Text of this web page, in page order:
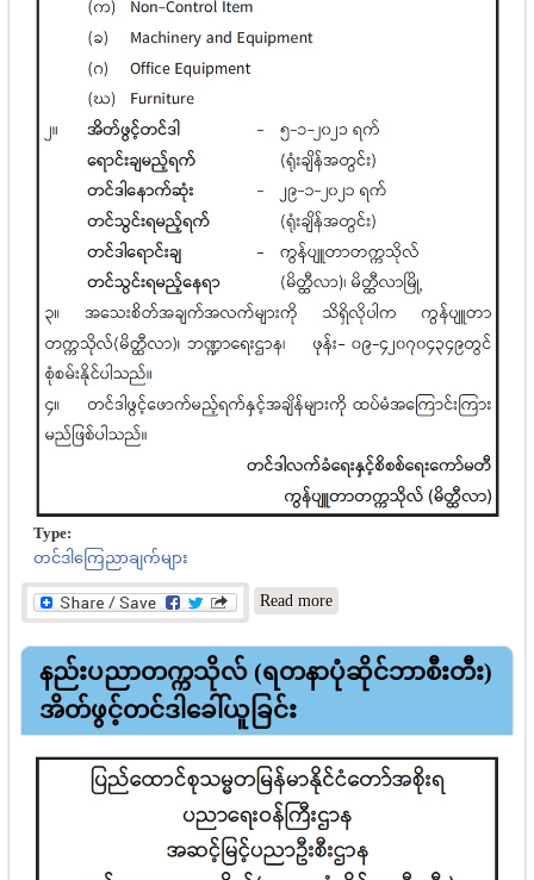
Type:
တင်ဒါကြေညာချက်များ
Read moreabout ကွန်ပျူတာ
တက္ကသိုလ်(မိတ္ထီလာ) အိတ်
ဖွင့်တင်ဒါခေါ်ယူခြင်း
နည်းပညာတက္ကသိုလ် (ရတနာပုံဆိုင်ဘာစီးတီး)
အိတ်ဖွင့်တင်ဒါခေါ်ယူခြင်း